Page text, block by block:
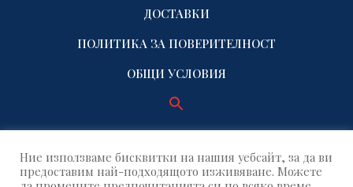
ДОСТАВКИ
ПОЛИТИКА ЗА ПОВЕРИТЕЛНОСТ
ОБЩИ УСЛОВИЯ
Ние използваме бисквитки на нашия уебсайт, за да ви
предоставим най-подходящото изживяване. Можете